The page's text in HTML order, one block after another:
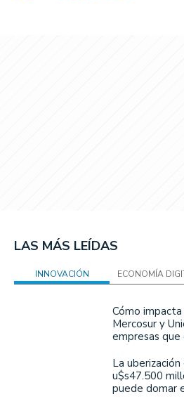
LAS MÁS LEÍDAS
INNOVACIÓN ECONOMÍA
Cómo
Mercosur y
empresas
La
u$s47.500
puede domar